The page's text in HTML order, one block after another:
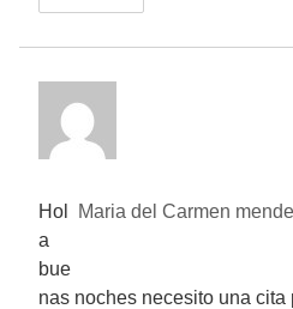
Maria del Carmen
Hol
a
bue
nas noches necesito una cita